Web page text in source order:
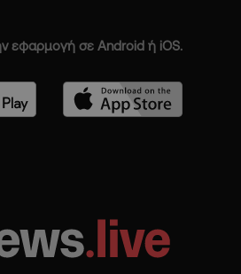
εφαρμογή σε Android ή iOS.